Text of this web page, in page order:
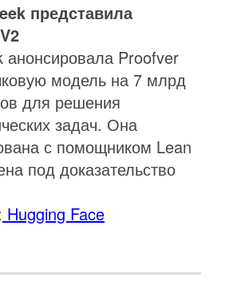
представила
анонсировала Proofver
модель на 7 млрд
для решения
задач. Она
с помощником Lean
под доказательство
Hugging Face